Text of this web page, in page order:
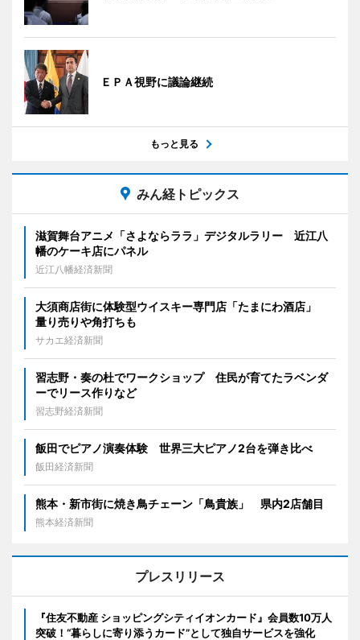
ＥＰＡ視野に議論継続
もっと見る
みん経トピックス
滋賀舞台アニメ「さよならララ」デジタルラリー 近江八
幡のケーキ店にパネル
近江八幡経済新聞
大須商店街に体験型ウイスキー専門店「たまにわ酒店」
量り売りや角打ちも
サカエ経済新聞
習志野・奏の杜でワークショップ 住民が育てたラベンダ
ーでリース作りなど
習志野経済新聞
飯田でピアノ演奏体験 世界三大ピアノ2台を弾き比べ
飯田経済新聞
熊本・新市街に焼き鳥チェーン「鳥貴族」 県内2店舗目
熊本経済新聞
プレスリリース
『住友不動産 ショッピングシティイオンカード』会員数10万人
突破！“暮らしに寄り添うカード”として独自サービスを強化